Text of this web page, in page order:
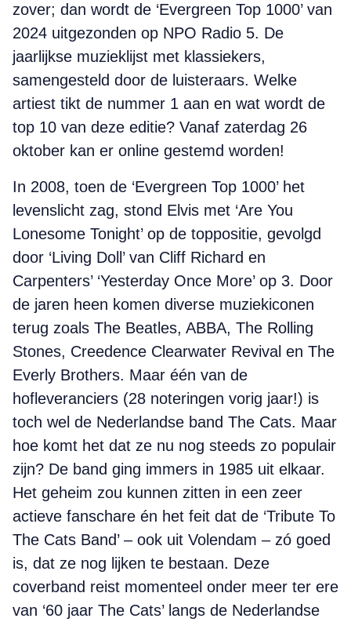
zover; dan wordt de ‘Evergreen Top 1000’ van
2024 uitgezonden op NPO Radio 5. De
jaarlijkse muzieklijst met klassiekers,
samengesteld door de luisteraars. Welke
artiest tikt de nummer 1 aan en wat wordt de
top 10 van deze editie? Vanaf zaterdag 26
oktober kan er online gestemd worden!
In 2008, toen de ‘Evergreen Top 1000’ het
levenslicht zag, stond Elvis met ‘Are You
Lonesome Tonight’ op de toppositie, gevolgd
door ‘Living Doll’ van Cliff Richard en
Carpenters’ ‘Yesterday Once More’ op 3. Door
de jaren heen komen diverse muziekiconen
terug zoals The Beatles, ABBA, The Rolling
Stones, Creedence Clearwater Revival en The
Everly Brothers. Maar één van de
hofleveranciers (28 noteringen vorig jaar!) is
toch wel de Nederlandse band The Cats. Maar
hoe komt het dat ze nu nog steeds zo populair
zijn? De band ging immers in 1985 uit elkaar.
Het geheim zou kunnen zitten in een zeer
actieve fanschare én het feit dat de ‘Tribute To
The Cats Band’ – ook uit Volendam – zó goed
is, dat ze nog lijken te bestaan. Deze
coverband reist momenteel onder meer ter ere
van ‘60 jaar The Cats’ langs de Nederlandse